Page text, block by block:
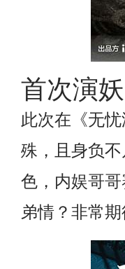
首次演
此次在《无
殊，且身负
色，内娱哥
弟情？非常